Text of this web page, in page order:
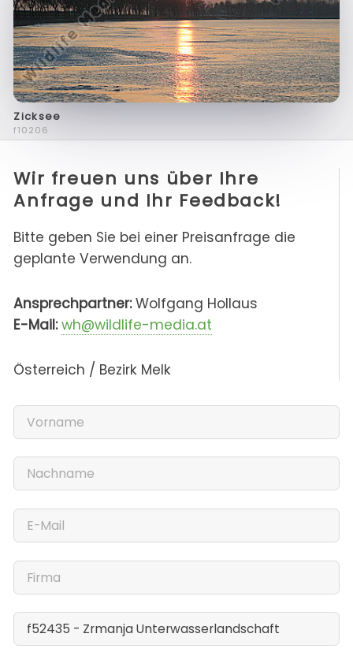
Zicksee
f10206
Wir freuen uns über Ihre
Anfrage und Ihr Feedback!
Bitte geben Sie bei einer Preisanfrage die
geplante Verwendung an.
Ansprechpartner:Wolfgang Hollaus
E-Mail: wh@wildlife-media.at
Österreich / Bezirk Melk